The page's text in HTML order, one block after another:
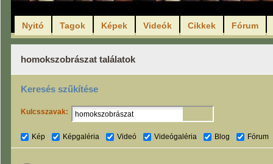
Nyitó Tagok Képek Videók Cikkek Fórum
homokszobrászat találatok
Keresés szűkítése
Kulcsszavak:
Kép Képgaléria Videó Videógaléria Blog Fórum